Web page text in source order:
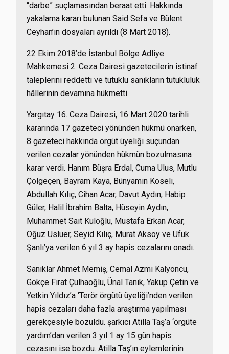
“darbe” suçlamasından beraat etti. Hakkında
yakalama kararı bulunan Said Sefa ve Bülent
Ceyhan’ın dosyaları ayrıldı (8 Mart 2018).
22 Ekim 2018’de İstanbul Bölge Adliye
Mahkemesi 2. Ceza Dairesi gazetecilerin istinaf
taleplerini reddetti ve tutuklu sanıkların tutukluluk
hâllerinin devamına hükmetti.
Yargıtay 16. Ceza Dairesi, 16 Mart 2020 tarihli
kararında 17 gazeteci yönünden hükmü onarken,
8 gazeteci hakkında örgüt üyeliği suçundan
verilen cezalar yönünden hükmün bozulmasına
karar verdi. Hanım Büşra Erdal, Cuma Ulus, Mutlu
Çölgeçen, Bayram Kaya, Bünyamin Köseli,
Abdullah Kılıç, Cihan Acar, Davut Aydın, Habip
Güler, Halil İbrahim Balta, Hüseyin Aydın,
Muhammet Sait Kuloğlu, Mustafa Erkan Acar,
Oğuz Usluer, Seyid Kılıç, Murat Aksoy ve Ufuk
Şanlı’ya verilen 6 yıl 3 ay hapis cezalarını onadı.
Sanıklar Ahmet Memiş, Cemal Azmi Kalyoncu,
Gökçe Fırat Çulhaoğlu, Ünal Tanık, Yakup Çetin ve
Yetkin Yıldız’a ‘Terör örgütü üyeliği’nden verilen
hapis cezaları daha fazla araştırma yapılması
gerekçesiyle bozuldu. şarkıcı Atilla Taş’a ‘örgüte
yardım’dan verilen 3 yıl 1 ay 15 gün hapis
cezasını ise bozdu. Atilla Taş’ın eylemlerinin